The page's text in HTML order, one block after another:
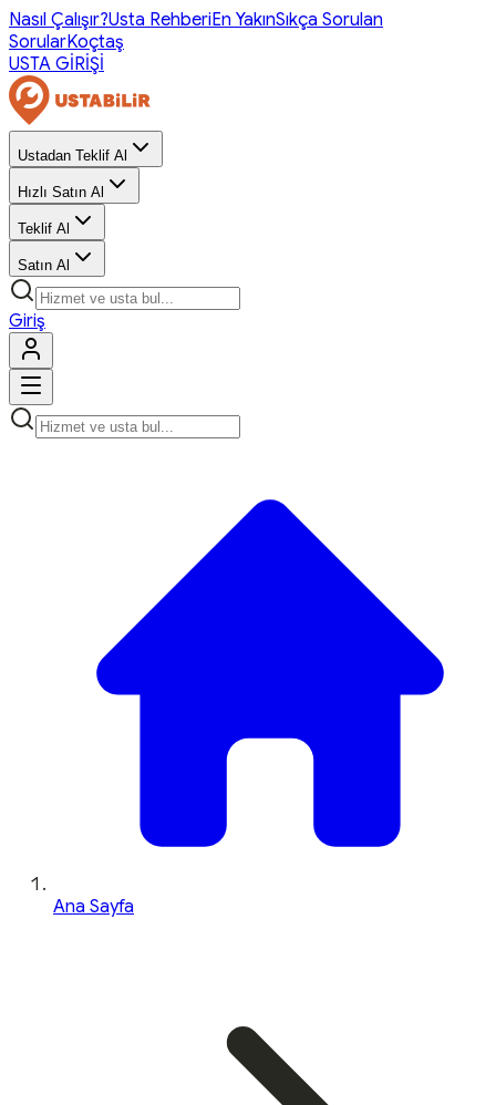
Nasıl Çalışır?Usta RehberiEn YakınSıkça Sorulan
SorularKoçtaş
USTA GİRİŞİ
Ustadan Teklif Al
Hızlı Satın Al
Teklif Al
Satın Al
Giriş
Ana Sayfa